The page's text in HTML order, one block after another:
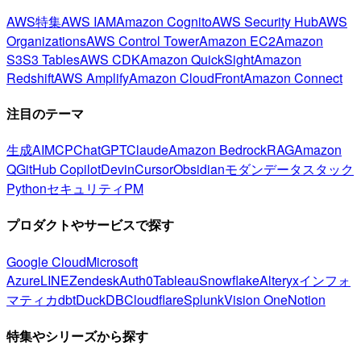
AWS特集AWS IAMAmazon CognitoAWS Security HubAWS
OrganizationsAWS Control TowerAmazon EC2Amazon
S3S3 TablesAWS CDKAmazon QuickSightAmazon
RedshiftAWS AmplifyAmazon CloudFrontAmazon Connect
注目のテーマ
生成AIMCPChatGPTClaudeAmazon BedrockRAGAmazon
QGitHub CopilotDevinCursorObsidianモダンデータスタック
PythonセキュリティPM
プロダクトやサービスで探す
Google CloudMicrosoft
AzureLINEZendeskAuth0TableauSnowflakeAlteryxインフォ
マティカdbtDuckDBCloudflareSplunkVision OneNotion
特集やシリーズから探す